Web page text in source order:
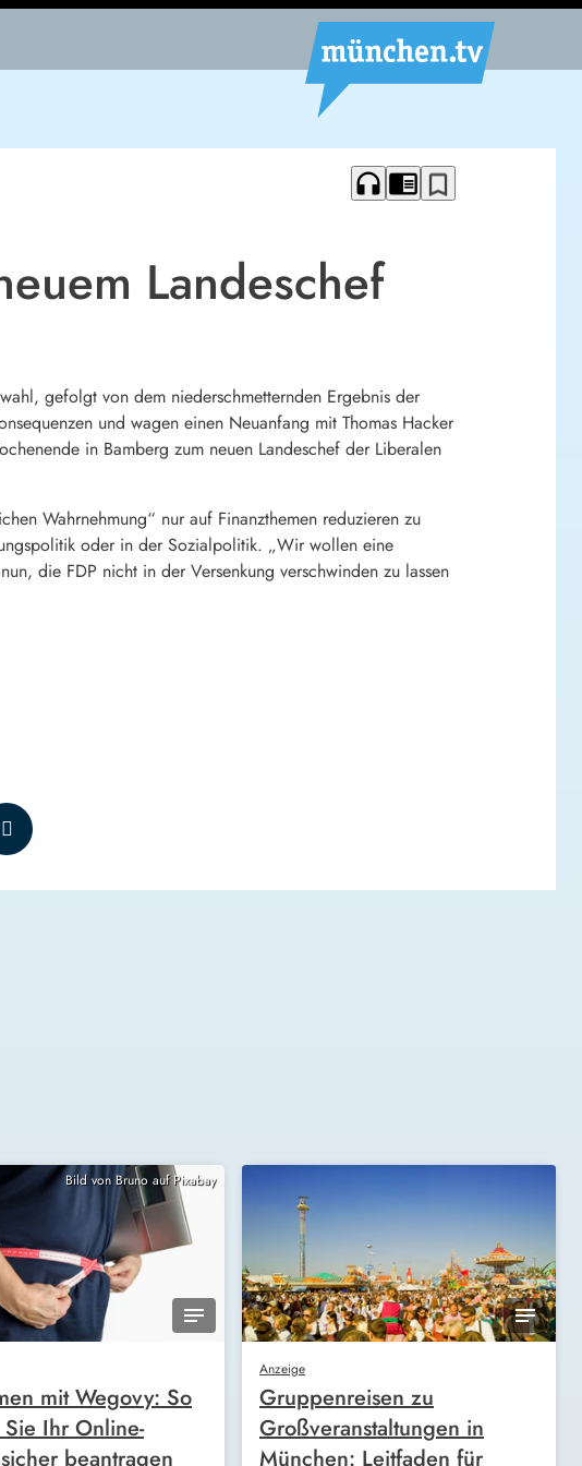
headphones chrome_reader_mode bookmark_border
Landeschef
gefolgt von dem niederschmetternden Ergebnis der
und wagen einen Neuanfang mit Thomas Hacker
in Bamberg zum neuen Landeschef der Liberalen
Wahrnehmung“ nur auf Finanzthemen reduzieren zu
oder in der Sozialpolitik. „Wir wollen eine
die FDP nicht in der Versenkung verschwinden zu lassen
Bild von Bruno auf Pixabay
mit Wegovy: So
Ihr Online-
beantragen
Anzeige
Gruppenreisen zu
Großveranstaltungen in
München: Leitfaden für